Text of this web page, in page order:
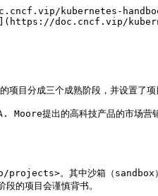
kubernetes-
doc.cncf.vip/
成三个成熟阶段，并设置了项目
的高科技产品的市场营销理论
。其中沙箱（sandbox）
项目会谨慎背书。